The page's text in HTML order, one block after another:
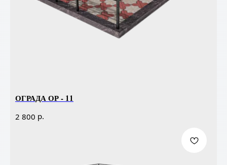
ОГРАДА ОР - 11
2 800 р.